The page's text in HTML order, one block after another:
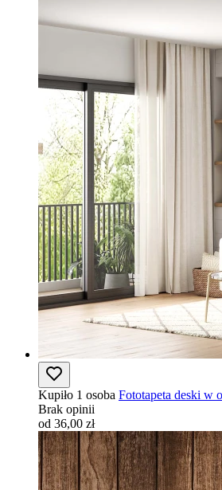
Kupiło 1 osoba Fototapeta deski w
Brak opinii
od 36,00 zł